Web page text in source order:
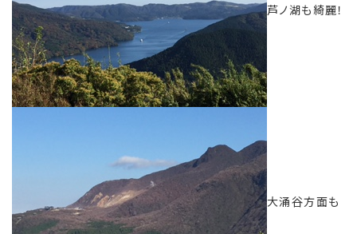
芦ノ湖も綺麗！
大涌谷方面も